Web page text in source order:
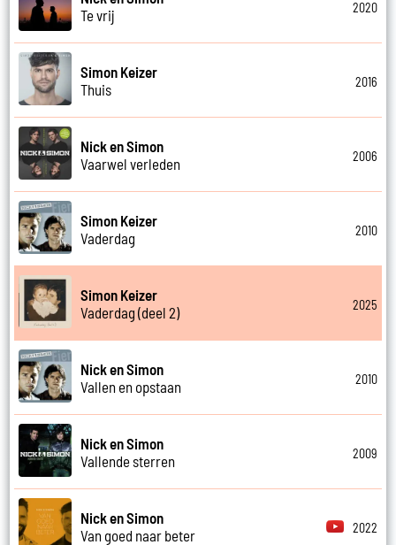
Te vrij
2020
Simon Keizer
Thuis
2016
Nick en Simon
Vaarwel verleden
2006
Simon Keizer
Vaderdag
2010
Simon Keizer
Vaderdag (deel 2)
2025
Nick en Simon
Vallen en opstaan
2010
Nick en Simon
Vallende sterren
2009
Nick en Simon
Van goed naar beter
2022